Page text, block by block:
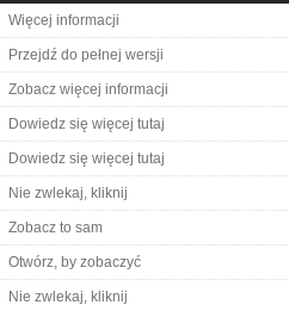
Więcej informacji
Przejdź do pełnej wersji
Zobacz więcej informacji
Dowiedz się więcej tutaj
Dowiedz się więcej tutaj
Nie zwlekaj, kliknij
Zobacz to sam
Otwórz, by zobaczyć
Nie zwlekaj, kliknij